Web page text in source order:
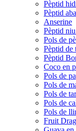
Pèptid
Pèptid
Anserine
Pèptid
Pols de
Pèptid de
Pèptid
Coco en
Pols de
Pols de
Pols de
Pols de
Pols de
Fruit